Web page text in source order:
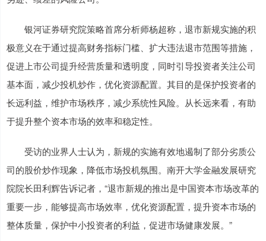
银河证券研究院策略首席分析师杨超称，退市新规实施的积
极意义在于通过提高财务指标门槛、扩大违法退市范围等措施，
促进上市公司提升经营质量和透明度，同时引导投资者关注公司
基本面，减少投机炒作，优化资源配置。其目的是保护投资者的
长远利益，维护市场秩序，减少系统性风险。从长远来看，有助
于提升整个资本市场的效率和稳定性。
受访的业界人士认为，新规的实施有效地遏制了部分劣质公
司的股价炒作现象，降低市场投机氛围。南开大学金融发展研究
院院长田利辉告诉记者，“退市新规的推出是中国资本市场改革的
重要一步，能够提高市场效率，优化资源配置，提升资本市场的
整体质量，保护中小投资者的利益，促进市场健康发展。”